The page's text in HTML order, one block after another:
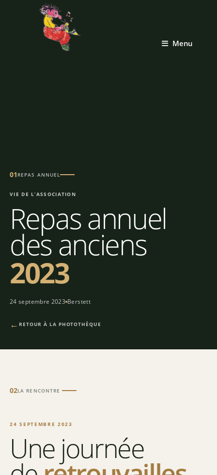
Menu
01 REPAS ANNUEL
VIE DE L’ASSOCIATION
Repas annuel
des anciens
2023
24 septembre 2023 Berstett
← RETOUR À LA PHOTOTHÈQUE
02LA RENCONTRE
24 SEPTEMBRE 2023
Une journée